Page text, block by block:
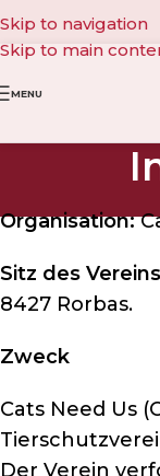
Skip to navigation
Skip to main
MENU
Organisation:
Sitz des
8427 Rorbas.
Zweck
Cats Need Us
Der Verein